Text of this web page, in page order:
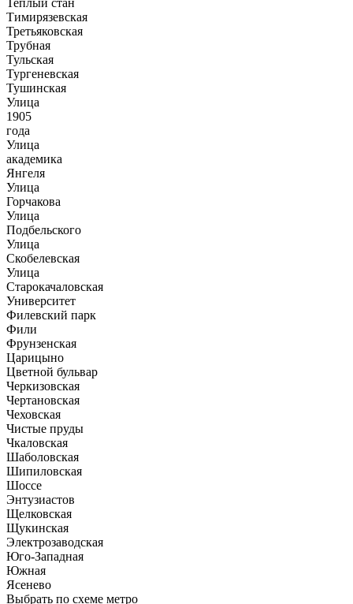
Тимирязевская
Третьяковская
Трубная
Тульская
Тургеневская
Тушинская
Улица
1905
года
Улица
академика
Янгеля
Улица
Горчакова
Улица
Подбельского
Улица
Скобелевская
Улица
Старокачаловская
Университет
Филевский парк
Фили
Фрунзенская
Царицыно
Цветной бульвар
Черкизовская
Чертановская
Чеховская
Чистые пруды
Чкаловская
Шаболовская
Шипиловская
Шоссе
Энтузиастов
Щелковская
Щукинская
Электрозаводская
Юго-Западная
Южная
Ясенево
Выбрать по схеме метро